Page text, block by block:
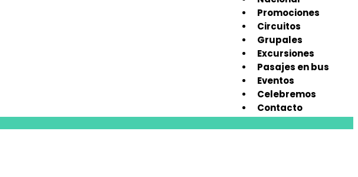
Promociones
Circuitos
Grupales
Excursiones
Pasajes en bus
Eventos
Celebremos
Contacto